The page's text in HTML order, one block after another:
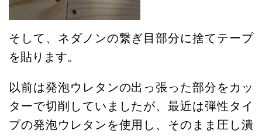
そして、ネダノンの繋ぎ目部分に捨てテープ
を貼ります。
以前は発泡ウレタンの出っ張った部分をカッ
ターで切削していましたが、最近は弾性タイ
プの発泡ウレタンを使用し、そのまま圧し潰